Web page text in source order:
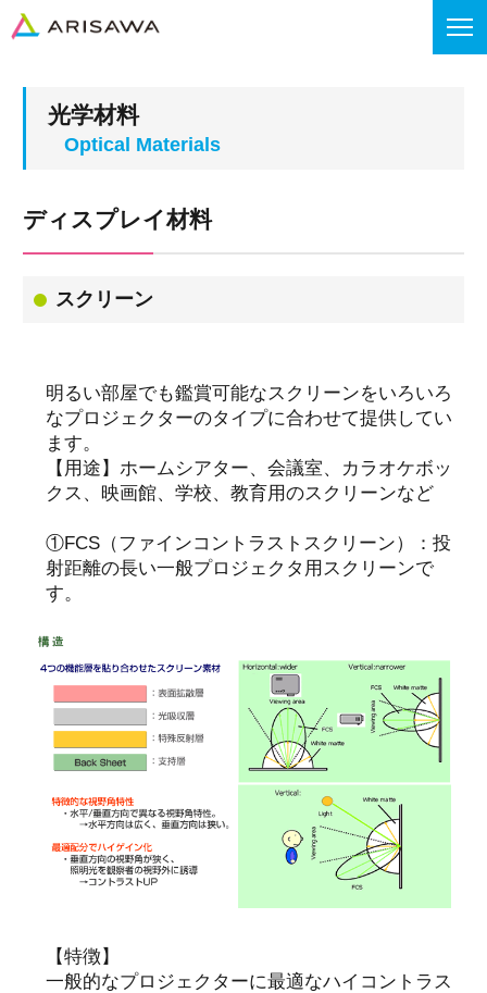
光学材料
ディスプレイ材料
スクリーン
明るい部屋でも鑑賞可能なスクリーンをいろいろ
なプロジェクターのタイプに合わせて提供してい
ます。
【用途】ホームシアター、会議室、カラオケボッ
クス、映画館、学校、教育用のスクリーンなど
①FCS（ファインコントラストスクリーン）：投
射距離の長い一般プロジェクタ用スクリーンで
す。
【特徴】
一般的なプロジェクターに最適なハイコントラス